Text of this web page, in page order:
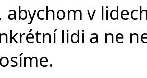
abychom v
lidi a ne